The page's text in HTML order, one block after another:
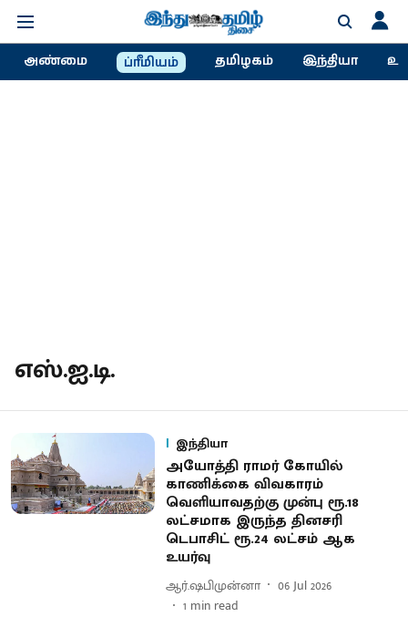
அண்மை ப்ரீமியம் தமிழகம் இந்தியா
எஸ்.ஐ.டி.
இந்தியா
அயோத்தி ராமர் கோயில்
காணிக்கை விவகாரம்
வெளியாவதற்கு முன்பு ரூ.18
லட்சமாக இருந்த தினசரி
டெபாசிட் ரூ.24 லட்சம் ஆக
உயர்வு
ஆர்.ஷபிமுன்னா
06 Jul 2026
1 min read